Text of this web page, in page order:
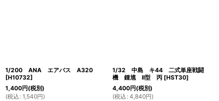
1/200 ANA エアバス A320
[H10732]
1,400円(税別)
(税込 : 1,540円)
1/32 中島 キ44 二式単座戦闘
機 鍾馗 II型 丙 [HST30]
4,400円(税別)
(税込 : 4,840円)